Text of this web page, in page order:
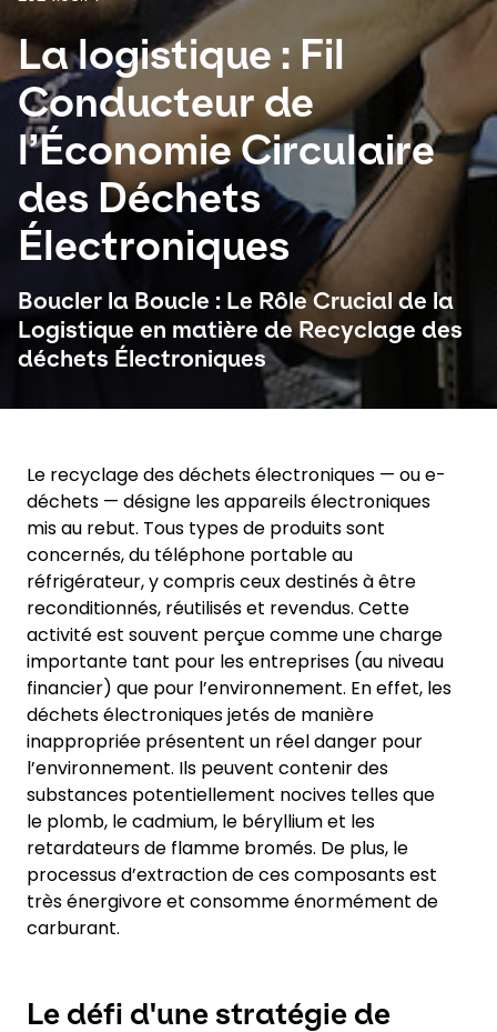
Sélectionnez votre pays et langue
Canada
La logistique : Fil
Conducteur de
l’Économie Circulaire
des Déchets
Électroniques
Boucler la Boucle : Le Rôle Crucial de la
Logistique en matière de Recyclage des
déchets Électroniques
Le recyclage des déchets électroniques — ou e-
déchets — désigne les appareils électroniques
mis au rebut. Tous types de produits sont
concernés, du téléphone portable au
réfrigérateur, y compris ceux destinés à être
reconditionnés, réutilisés et revendus. Cette
activité est souvent perçue comme une charge
importante tant pour les entreprises (au niveau
financier) que pour l’environnement. En effet, les
déchets électroniques jetés de manière
inappropriée présentent un réel danger pour
l’environnement. Ils peuvent contenir des
substances potentiellement nocives telles que
le plomb, le cadmium, le béryllium et les
retardateurs de flamme bromés. De plus, le
processus d’extraction de ces composants est
très énergivore et consomme énormément de
carburant.
Le défi d'une stratégie de